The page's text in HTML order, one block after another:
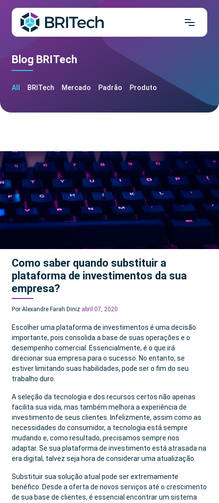
Blog BRITech
All BRITech Mercado Padrão Produto
Como saber quando substituir a
plataforma de investimentos da sua
empresa?
Por Alexandre Farah Diniz abril 07, 2020
Escolher uma plataforma de investimentos é uma decisão
importante, pois consolida a base de suas operações e o
desempenho comercial. Essencialmente, é o que irá
direcionar sua empresa para o sucesso. No entanto, se
estiver limitando suas habilidades, pode ser o fim do seu
trabalho duro.
A seleção da tecnologia e dos recursos certos não apenas
facilita sua vida, mas também melhora a experiência de
investimento de seus clientes. Infelizmente, assim como as
necessidades do consumidor, a tecnologia está sempre
mudando e, como resultado, precisamos sempre nos
adaptar. Se sua plataforma de investimento está atrasada na
era digital, talvez seja hora de considerar uma atualização.
Substituir sua solução atual pode ser extremamente
benéfico. Desde a oferta de novos serviços até o crescimento
de sua base de clientes, é essencial encontrar um sistema